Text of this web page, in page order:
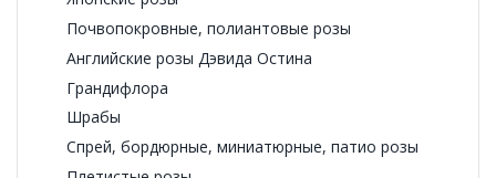
Почвопокровные, полиантовые розы
Английские розы Дэвида Остина
Грандифлора
Шрабы
Спрей, бордюрные, миниатюрные, патио розы